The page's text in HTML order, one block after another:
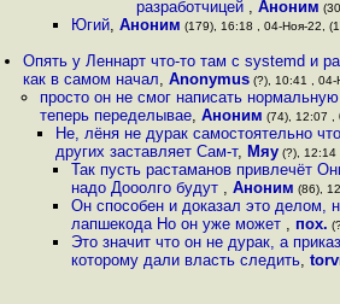
разработчицей , Аноним
Югий,Аноним (179), 16:18 , 04-Ноя-22,
Опять у Леннарт что-то там с systemd и
как в самом начал,Anonymus (?), 10:41 , 04-
просто он не смог написать
теперь переделывае, Аноним (74), 12:07 ,
Не, лёня не дурак самостоятельно
других заставляет Сам-т, Мяу(?), 12:14
Так пусть растаманов привлечёт
надо Дооолго будут ,Аноним (86),
Он способен и доказал это делом,
лапшекода Но он уже может , пох.
Это значит что он не дурак, а
которому дали власть следить,